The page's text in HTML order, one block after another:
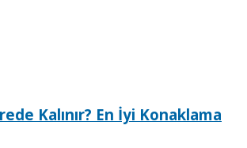
Kalınır? En İyi Konaklama